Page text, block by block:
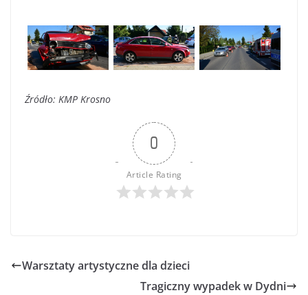
Źródło: KMP Krosno
0
Article Rating
Warsztaty artystyczne dla dzieci
Tragiczny wypadek w Dydni